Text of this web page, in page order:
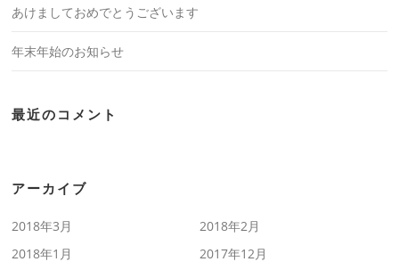
あけましておめでとうございます
年末年始のお知らせ
最近のコメント
アーカイブ
2018年3月
2018年2月
2018年1月
2017年12月